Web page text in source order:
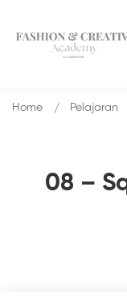
08 –
Home Pelajaran